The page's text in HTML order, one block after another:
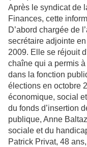
Après le syndicat de
Finances, cette
D’abord chargée de
secrétaire adjointe
2009. Elle se réjouit
chaîne qui a permis
dans la fonction
élections en octobre
économique, social
du fonds d’insertion
publique, Anne
sociale et du
Patrick Privat, 48